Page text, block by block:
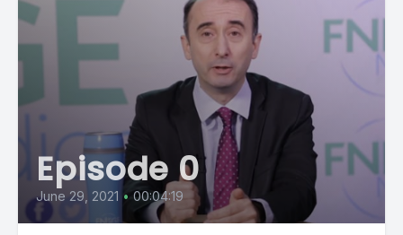
Episode 0
June 29, 2021 • 00:04:19